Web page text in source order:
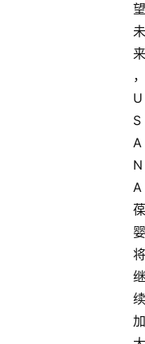
望
未
来
，
U
S
A
N
A
葆
婴
将
继
续
加